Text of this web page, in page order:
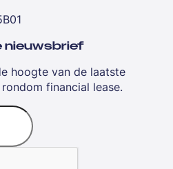
nieuwsbrief
hoogte van de laatste
financial lease.